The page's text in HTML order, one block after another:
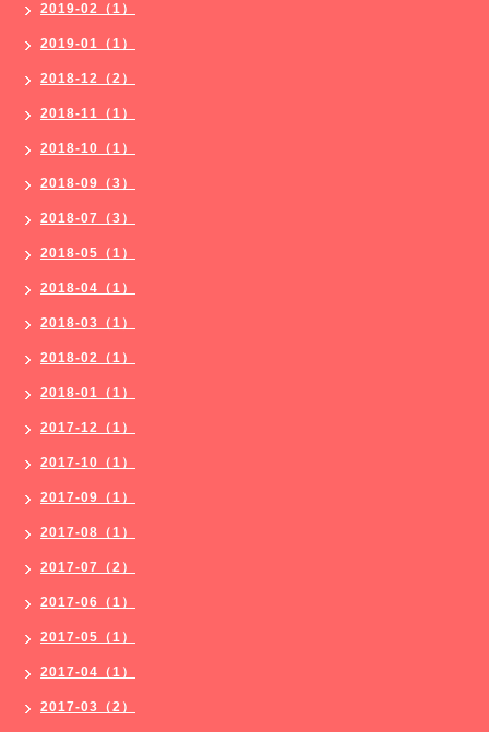
2019-02（1）
2019-01（1）
2018-12（2）
2018-11（1）
2018-10（1）
2018-09（3）
2018-07（3）
2018-05（1）
2018-04（1）
2018-03（1）
2018-02（1）
2018-01（1）
2017-12（1）
2017-10（1）
2017-09（1）
2017-08（1）
2017-07（2）
2017-06（1）
2017-05（1）
2017-04（1）
2017-03（2）